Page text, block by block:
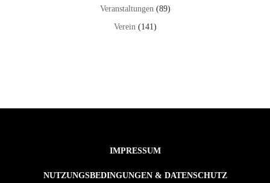
Veranstaltungen (89)
Verein (141)
IMPRESSUM
NUTZUNGSBEDINGUNGEN & DATENSCHUTZ